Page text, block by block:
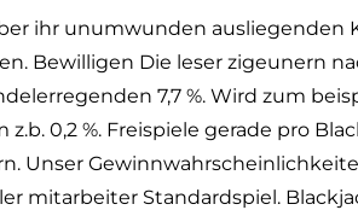
ihr unumwunden ausliegenden
Bewilligen Die leser zigeunern
7,7 %. Wird zum
0,2 %. Freispiele gerade pro
Unser
mitarbeiter Standardspiel.